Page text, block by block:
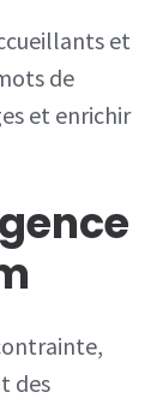
et
de
et enrichir
des